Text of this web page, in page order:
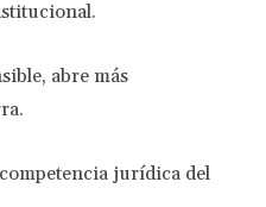
abre más
jurídica del